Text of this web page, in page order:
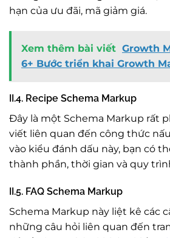
hạn của ưu đãi, mã giảm giá.
Xem thêm bài viết Growth
6+ Bước triển khai Growth
II.4. Recipe Schema Markup
Đây là một Schema Markup rất
viết liên quan đến công thức
vào kiểu đánh dấu này, bạn có
thành phần, thời gian và quy
II.5. FAQ Schema Markup
Schema Markup này liệt kê các
những câu hỏi liên quan đến